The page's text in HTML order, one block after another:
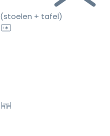
(stoelen + tafel)